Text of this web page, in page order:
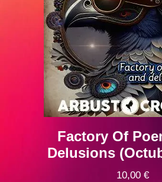
Factory Of
Delusions
10,00 €